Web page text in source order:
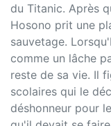
du Titanic. Après
Hosono prit une
sauvetage.
comme un lâche
reste de sa vie. Il
scolaires qui le
déshonneur pour